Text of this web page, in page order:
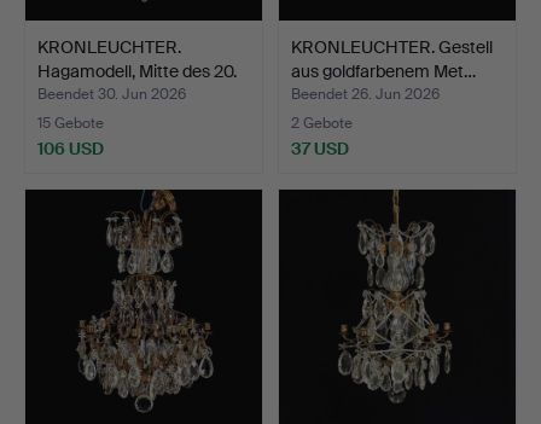
KRONLEUCHTER.
Hagamodell, Mitte des 20.
Ja…
Beendet 30. Jun 2026
15 Gebote
106 USD
KRONLEUCHTER. Gestell
aus goldfarbenem Met…
Beendet 26. Jun 2026
2 Gebote
37 USD